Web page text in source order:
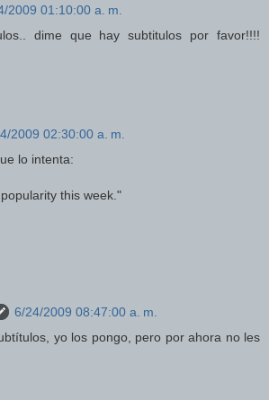
2009 01:10:00 a. m.
dime que hay subtitulos por favor!!!!
2009 02:30:00 a. m.
lo intenta:
this week."
6/24/2009 08:47:00 a. m.
yo los pongo, pero por ahora no les